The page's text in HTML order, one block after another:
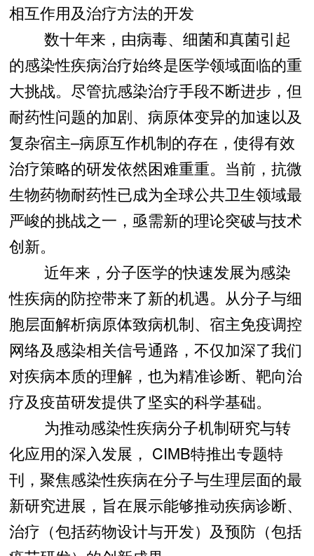
相互作用及治疗方法的开发
数十年来，由病毒、细菌和真菌引起
的感染性疾病治疗始终是医学领域面临的重
大挑战。尽管抗感染治疗手段不断进步，但
耐药性问题的加剧、病原体变异的加速以及
复杂宿主–病原互作机制的存在，使得有效
治疗策略的研发依然困难重重。当前，抗微
生物药物耐药性已成为全球公共卫生领域最
严峻的挑战之一，亟需新的理论突破与技术
创新。
近年来，分子医学的快速发展为感染
性疾病的防控带来了新的机遇。从分子与细
胞层面解析病原体致病机制、宿主免疫调控
网络及感染相关信号通路，不仅加深了我们
对疾病本质的理解，也为精准诊断、靶向治
疗及疫苗研发提供了坚实的科学基础。
为推动感染性疾病分子机制研究与转
化应用的深入发展， CIMB特推出专题特
刊，聚焦感染性疾病在分子与生理层面的最
新研究进展，旨在展示能够推动疾病诊断、
治疗（包括药物设计与开发）及预防（包括